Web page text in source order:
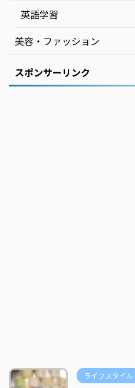
英語学習
美容・ファッション
スポンサーリンク
ライフスタイル